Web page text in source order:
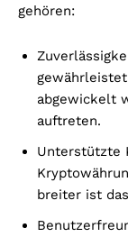
gehören:
abgewickelt
auftreten.
Unterstützte
breiter ist